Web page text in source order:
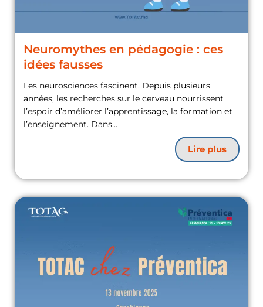
Neuromythes en pédagogie : ces
idées fausses
Les neurosciences fascinent. Depuis plusieurs
années, les recherches sur le cerveau nourrissent
l’espoir d’améliorer l’apprentissage, la formation et
l’enseignement. Dans...
Lire plus